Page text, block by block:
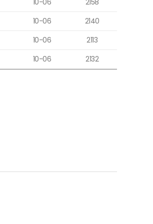
10-06
2158
10-06
2140
10-06
2113
10-06 2132